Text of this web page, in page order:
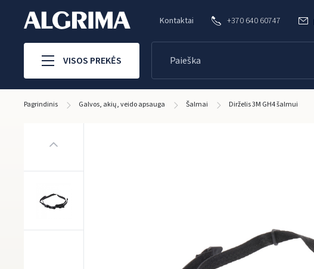
Kontaktai +370 640 60747
VISOS PREKĖS
Pagrindinis Galvos, akių, veido apsauga Šalmai Dirželis 3M GH4 šalmui